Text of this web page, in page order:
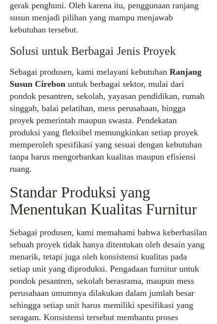
gerak penghuni. Oleh karena itu, penggunaan ranjang
susun menjadi pilihan yang mampu menjawab
kebutuhan tersebut.
Solusi untuk Berbagai Jenis Proyek
Sebagai produsen, kami melayani kebutuhan Ranjang
Susun Cirebon untuk berbagai sektor, mulai dari
pondok pesantren, sekolah, yayasan pendidikan, rumah
singgah, balai pelatihan, mess perusahaan, hingga
proyek pemerintah maupun swasta. Pendekatan
produksi yang fleksibel memungkinkan setiap proyek
memperoleh spesifikasi yang sesuai dengan kebutuhan
tanpa harus mengorbankan kualitas maupun efisiensi
ruang.
Standar Produksi yang
Menentukan Kualitas Furnitur
Sebagai produsen, kami memahami bahwa keberhasilan
sebuah proyek tidak hanya ditentukan oleh desain yang
menarik, tetapi juga oleh konsistensi kualitas pada
setiap unit yang diproduksi. Pengadaan furnitur untuk
pondok pesantren, sekolah berasrama, maupun mess
perusahaan umumnya dilakukan dalam jumlah besar
sehingga setiap unit harus memiliki spesifikasi yang
seragam. Konsistensi tersebut membantu proses